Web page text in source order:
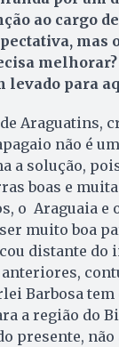
ao cargo
mas
melhorar?
levado para
Araguatins,
não é
a solução,
boas e
o Araguaia e
muito boa
distante do
Barbosa tem
a região do
presente, não